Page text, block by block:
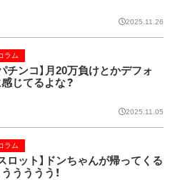
2025.11.26
パチンコ】月20万負けとかデフォ
じてるよな？
ラム
2025.11.05
スロット】ドンちゃんが帰ってくる
うううう！
ラム